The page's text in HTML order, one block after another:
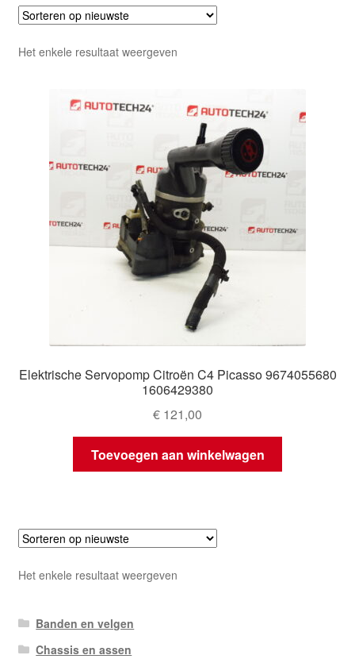
Het enkele resultaat weergeven
Elektrische Servopomp Citroën C4 Picasso 9674055680
1606429380
€ 121,00
Toevoegen aan winkelwagen
Het enkele resultaat weergeven
Banden en velgen
Chassis en assen